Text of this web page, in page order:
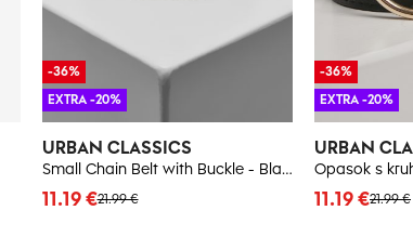
URBAN CLASSICS
Small Chain Belt with Buckle - Black
21.99 €
11.19 €
-36%
EXTRA -20%
URBAN
Opasok s
21.99 €
11.19 €
-36%
EXTRA -20%